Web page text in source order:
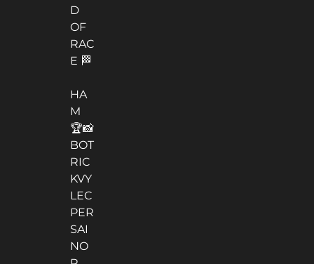
vuelta a vuelta con
Verstappen, no era
mayor cosa.
TOP
10 –
EN
D
OF
RAC
E 🏁
HA
M
🏆📸